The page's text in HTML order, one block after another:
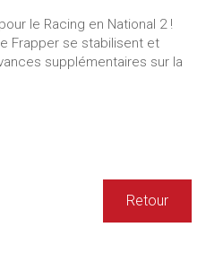
le Racing en National 2 !
Frapper se stabilisent et
supplémentaires sur la
Retour